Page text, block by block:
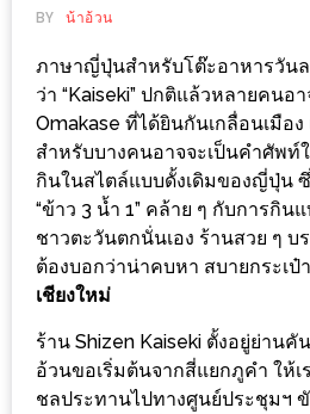
FESTIVAL
10
ร้าน
ค้า
แซ่บ
สวย
ร้าน
รวย
BY น้าอ้วน
ภาษาญี่ปุ่นสำหรับโต๊ะอาหารวัน
ว่า “Kaiseki” ปกติแล้วหลายคนอ
Omakase ที่ได้ยินกันเกลื่อนเมือ
สำหรับบางคนอาจจะเป็นคำศัพ
กินในสไตล์แบบดั้งเดิมของญี่ปุ่น
“ข้าว 3 น้ำ 1” คล้าย ๆ กับการกิน
ชาวตะวันตกนั่นเอง ร้านสวย ๆ บ
ต้องบอกว่าน่าคบหา สบายกระเป๋
เชียงใหม่
ร้าน Shizen Kaiseki ตั้งอยู่ย่าน
อ้วนขอเริ่มต้นจากสี่แยกภูคำ ให้เ
ชลประทานไปทางศูนย์ประชุมฯ